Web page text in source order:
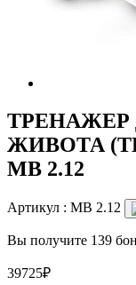
ЖИВОТА
MB 2.12
Артикул : MB 2.12
Вы получите 139
39725₽